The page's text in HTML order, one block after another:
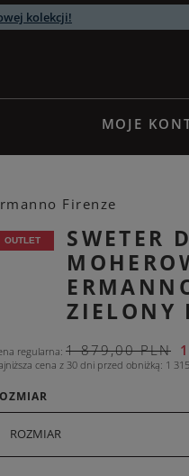
kolekcji!
MOJE
Firenze
OUTLET
SWETER
ZIELONY
regularna: 1 879,00 PLN
cena z 30 dni przed obniżką 1
ROZMIAR